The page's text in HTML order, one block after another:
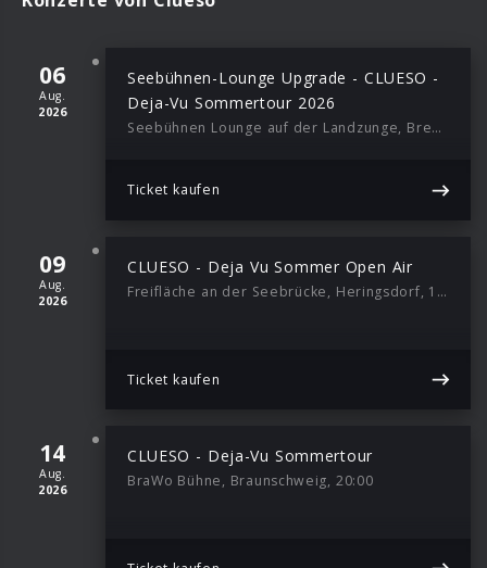
06
Aug.
2026
Seebühnen-Lounge Upgrade - CLUESO -
Deja-Vu Sommertour 2026
Seebühnen Lounge auf der Landzunge, Bremen, 19:30
Ticket kaufen
09
Aug.
2026
CLUESO - Deja Vu Sommer Open Air
Freifläche an der Seebrücke, Heringsdorf, 19:30
Ticket kaufen
14
Aug.
2026
CLUESO - Deja-Vu Sommertour
BraWo Bühne, Braunschweig, 20:00